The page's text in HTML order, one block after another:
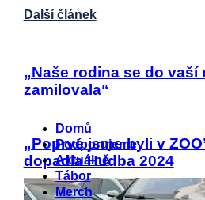
Další článek
„Naše rodina se do vaší
zamilovala“
„Poprvé jsme byli v
dopadla Hudba 2024
Menu
Domů
Podporujeme
Aktuálně
Tábor
Merch